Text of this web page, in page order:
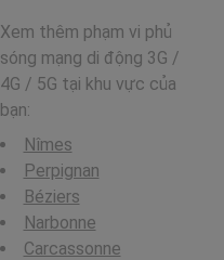
Xem thêm phạm vi phủ
sóng mạng di động 3G /
4G / 5G tại khu vực của
bạn:
Nîmes
Perpignan
Béziers
Narbonne
Carcassonne